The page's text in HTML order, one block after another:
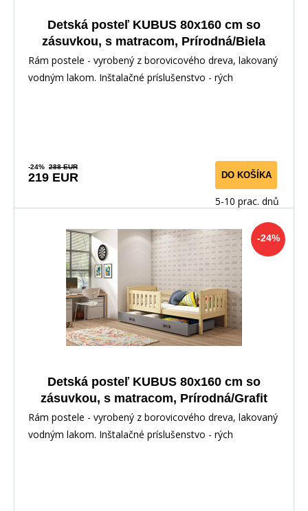
Detská posteľ KUBUS 80x160 cm so
zásuvkou, s matracom, Prírodná/Biela
Rám postele - vyrobený z borovicového dreva, lakovaný
vodným lakom. Inštalačné príslušenstvo - rých
-24% 288 EUR
219 EUR DO KOŠÍKA
5-10 prac. dnů
-24%
Detská posteľ KUBUS 80x160 cm so
zásuvkou, s matracom, Prírodná/Grafit
Rám postele - vyrobený z borovicového dreva, lakovaný
vodným lakom. Inštalačné príslušenstvo - rých